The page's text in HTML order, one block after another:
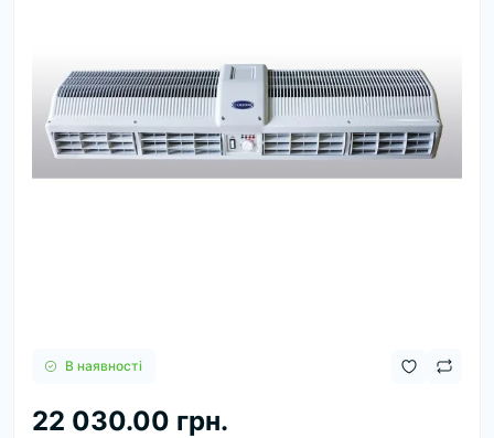
В наявності
22 030.00 грн.